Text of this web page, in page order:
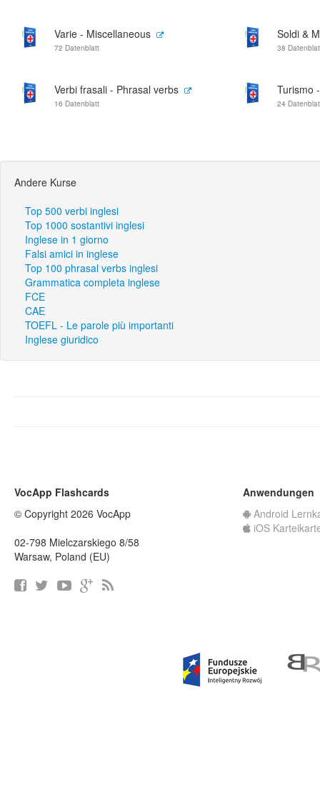
Varie - Miscellaneous
72 Datenblatt
Soldi &
38
Verbi frasali - Phrasal verbs
16 Datenblatt
Turismo
24
Andere Kurse
Top 500 verbi inglesi
Top 1000 sostantivi inglesi
Inglese in 1 giorno
Falsi amici in inglese
Top 100 phrasal verbs inglesi
Grammatica completa inglese
FCE
CAE
TOEFL - Le parole più importanti
Inglese giuridico
VocApp Flashcards
© Copyright 2026 VocApp
02-798 Mielczarskiego 8/58
Warsaw, Poland (EU)
Anwendungen
Android
iOS